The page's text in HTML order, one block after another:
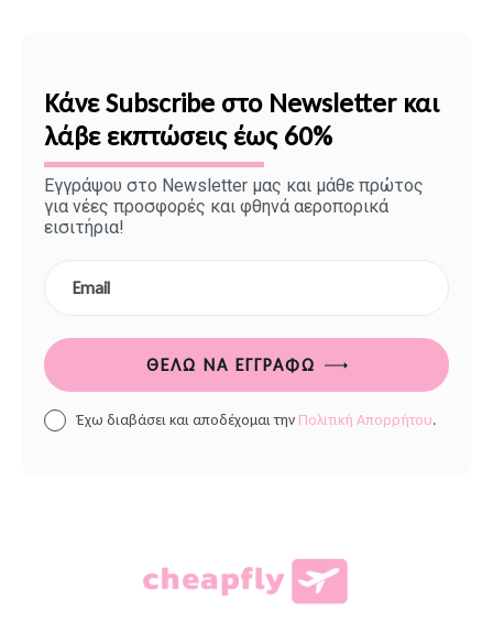
Κάνε Subscribe στο Newsletter και
λάβε εκπτώσεις έως 60%
Εγγράψου στο Newsletter μας και μάθε πρώτος
για νέες προσφορές και φθηνά αεροπορικά
εισιτήρια!
ΘΈΛΩ ΝΑ ΕΓΓΡΑΦΏ
Έχω διαβάσει και αποδέχομαι την Πολιτική Απορρήτου.